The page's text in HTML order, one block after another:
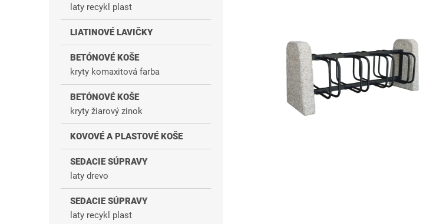
laty recykl plast
LIATINOVÉ LAVIČKY
BETÓNOVÉ KOŠE
kryty komaxitová farba
BETÓNOVÉ KOŠE
kryty žiarový zinok
KOVOVÉ A PLASTOVÉ KOŠE
SEDACIE SÚPRAVY
laty drevo
SEDACIE SÚPRAVY
laty recykl plast